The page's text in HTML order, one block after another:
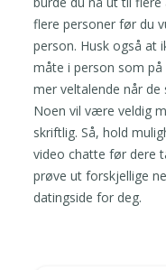
flere personer før du
person. Husk også at
måte i person som
mer veltalende når de
Noen vil være veldig
skriftlig. Så, hold
video chatte før dere
prøve ut forskjellige
datingside for deg.